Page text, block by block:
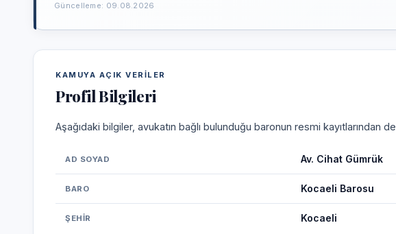
Güncelleme: 09.08.2026
KAMUYA AÇIK VERILER
Profil Bilgileri
Aşağıdaki bilgiler, avukatın bağlı bulunduğu baronun resmi kayıtlarından
AD SOYAD Av. Cihat Gümrük
BARO Kocaeli Barosu
ŞEHIR Kocaeli